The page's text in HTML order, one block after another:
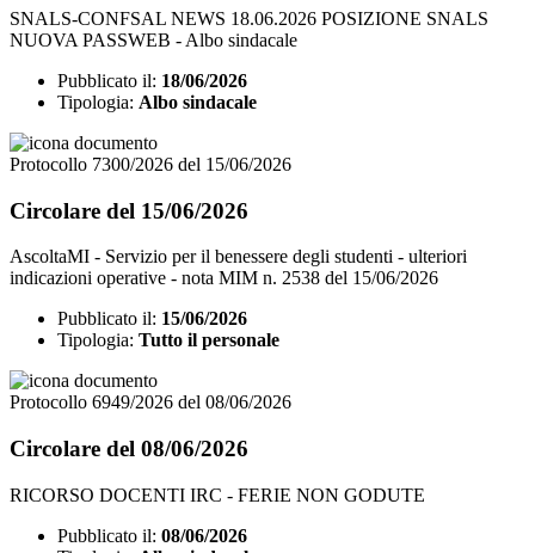
SNALS-CONFSAL NEWS 18.06.2026 POSIZIONE SNALS
NUOVA PASSWEB - Albo sindacale
Pubblicato il: 18/06/2026
Tipologia: Albo sindacale
Protocollo 7300/2026 del 15/06/2026
Circolare del 15/06/2026
AscoltaMI - Servizio per il benessere degli studenti - ulteriori
indicazioni operative - nota MIM n. 2538 del 15/06/2026
Pubblicato il: 15/06/2026
Tipologia: Tutto il personale
Protocollo 6949/2026 del 08/06/2026
Circolare del 08/06/2026
RICORSO DOCENTI IRC - FERIE NON GODUTE
Pubblicato il: 08/06/2026